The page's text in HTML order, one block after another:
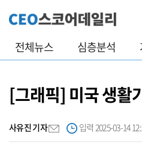
전체뉴스 심층분석
[그래픽] 미국 생활
사유진 기자 입력 2025-03-14